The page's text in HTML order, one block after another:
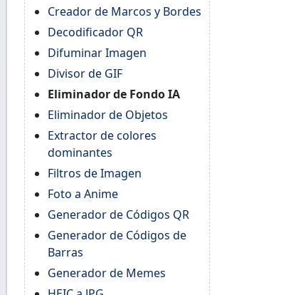
Creador de Marcos y Bordes
Decodificador QR
Difuminar Imagen
Divisor de GIF
Eliminador de Fondo IA
Eliminador de Objetos
Extractor de colores
dominantes
Filtros de Imagen
Foto a Anime
Generador de Códigos QR
Generador de Códigos de
Barras
Generador de Memes